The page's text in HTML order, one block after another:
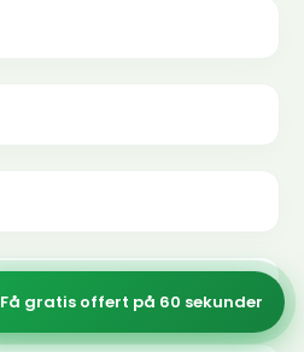
Få gratis offert på 60 sekunder